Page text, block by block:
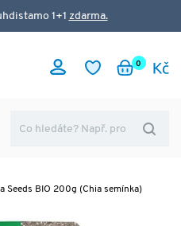
1+1 zdarma.
0
Seeds BIO 200g (Chia semínka)